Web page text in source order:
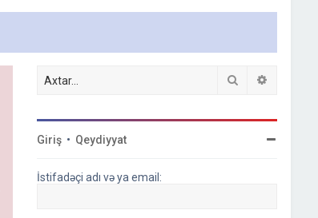
Axtar
Giriş • Qeydiyyat
İstifadəçi adı və ya email: